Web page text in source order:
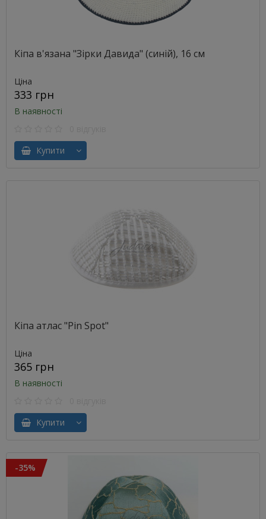
Кіпа в'язана "Зірки Давида" (синій), 16 см
Ціна
333 грн
В наявності
Купити
Кіпа атлас "Pin Spot"
Ціна
365 грн
В наявності
Купити
-35%